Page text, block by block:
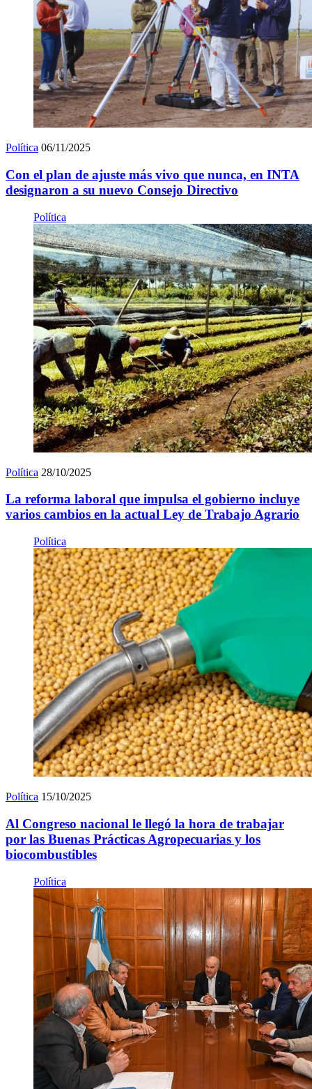
Política 06/11/2025
Con el plan de ajuste más vivo que nunca, en INTA
designaron a su nuevo Consejo Directivo
Política
Política 28/10/2025
La reforma laboral que impulsa el gobierno incluye
varios cambios en la actual Ley de Trabajo Agrario
Política
Política 15/10/2025
Al Congreso nacional le llegó la hora de trabajar
por las Buenas Prácticas Agropecuarias y los
biocombustibles
Política